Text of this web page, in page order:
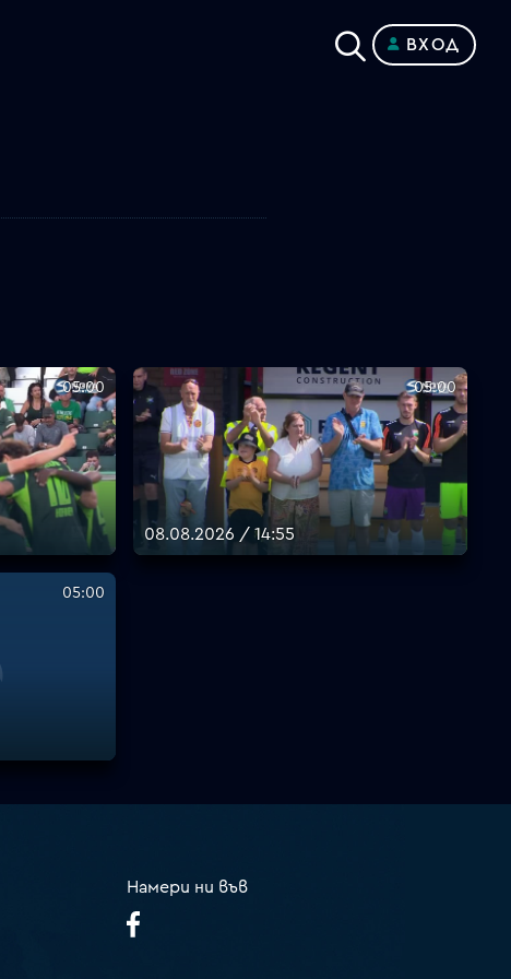
ВХОД
05:00 05:00
08.08.2026 / 14:55
05:00
Намери ни във